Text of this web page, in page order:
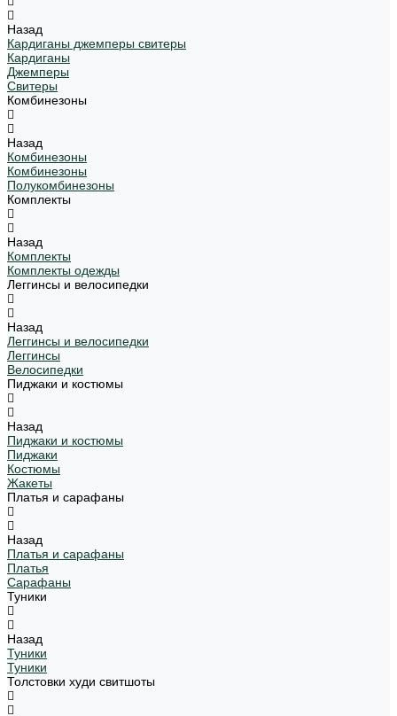
Назад
Кардиганы джемперы свитеры
Кардиганы
Джемперы
Свитеры
Комбинезоны
Назад
Комбинезоны
Комбинезоны
Полукомбинезоны
Комплекты
Назад
Комплекты
Комплекты одежды
Леггинсы и велосипедки
Назад
Леггинсы и велосипедки
Леггинсы
Велосипедки
Пиджаки и костюмы
Назад
Пиджаки и костюмы
Пиджаки
Костюмы
Жакеты
Платья и сарафаны
Назад
Платья и сарафаны
Платья
Сарафаны
Туники
Назад
Туники
Туники
Толстовки худи свитшоты